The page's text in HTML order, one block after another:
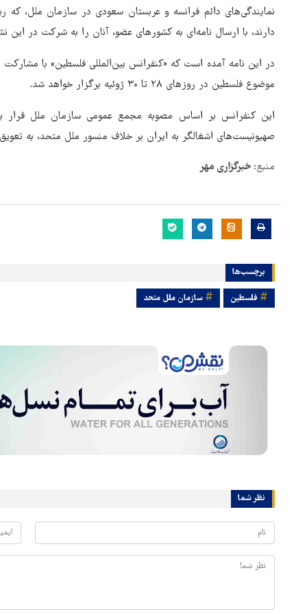
نمایندگی‌های دائم فرانسه و عربستان سعودی در سازمان ملل، که
دارند، با ارسال نامه‌ای به کشورهای عضو، آنان را به شرکت در
در این نامه آمده است که «کنفرانس بین‌المللی فلسطین» با
موضوع فلسطین در روزهای ۲۸ تا ۳۰ ژوئیه برگزار خواهد شد.
صهیونیست‌های اشغالگر به ایران بر خلاف منسور ملل متحد، به تعویق
منبع: خبرگزاری مهر
برچسب‌ها
فلسطین سازمان ملل متحد
نظر شما